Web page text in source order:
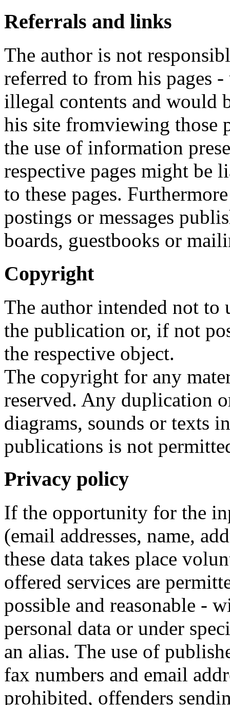
Referrals and links
The author is not
referred to from his pages
illegal contents and would
his site fromviewing those
the use of information
respective pages might be
to these pages.
postings or messages
boards, guestbooks or
Copyright
The author intended not to
the publication or, if not
the respective object.
The copyright for any
reserved. Any duplication
diagrams, sounds or texts
publications is not
Privacy policy
If the opportunity for the
(email addresses, name,
these data takes place
offered services are
possible and reasonable -
personal data or under
an alias. The use of
fax numbers and email
prohibited, offenders